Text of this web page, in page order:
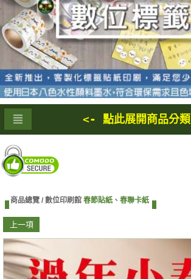
<- 點此展開商品分類
商品總覽 / 數位印刷館 春節貼紙、春聯卡紙
上一項